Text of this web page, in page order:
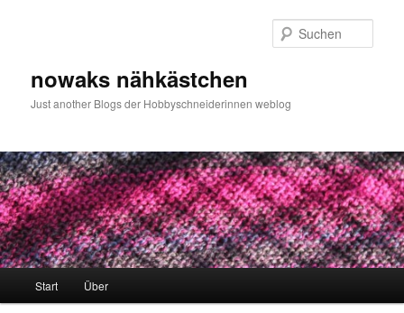
nowaks nähkästchen
Just another Blogs der Hobbyschneiderinnen weblog
Start Über